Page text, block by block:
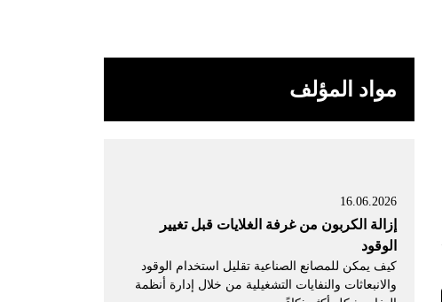
مواد المؤلف
16.06.2026
إزالة الكربون من غرفة الغلايات قبل تغيير
الوقود
كيف يمكن للمصانع الصناعية تقليل استخدام الوقود
والانبعاثات والنفايات التشغيلية من خلال إدارة أنظمة